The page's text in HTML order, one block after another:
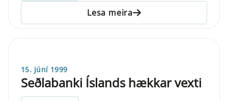
Lesa meira
15. júní 1999
Seðlabanki Íslands hækkar vexti